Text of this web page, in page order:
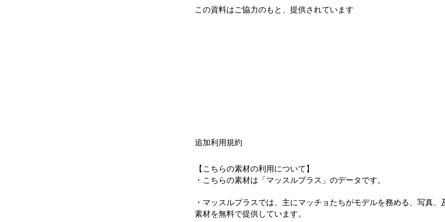
この資料はご協力のもと、提供されています
追加利用規約
【こちらの素材の利用について】
・こちらの素材は「マッスルプラス」のデータです。
・マッスルプラスでは、主にマッチョたちがモデルを務める、写真、
素材を無料で提供しています。